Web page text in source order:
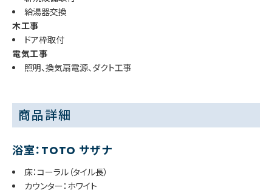
給湯器交換
木工事
ドア枠取付
電気工事
照明、換気扇電源、ダクト工事
商品詳細
浴室：TOTO サザナ
床：コーラル（タイル長）
カウンター：ホワイト